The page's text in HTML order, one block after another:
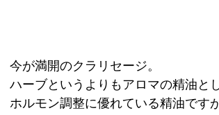
今が満開のクラリセージ。
ハーブというよりもアロマの精油と
ホルモン調整に優れている精油です